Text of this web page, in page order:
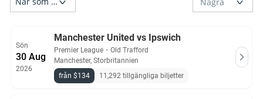
Sön
30 Aug
2026
Manchester United vs Ipswich
Premier League ・ Old Trafford
Manchester, Storbritannien
från $134
11,292 tillgängliga biljetter